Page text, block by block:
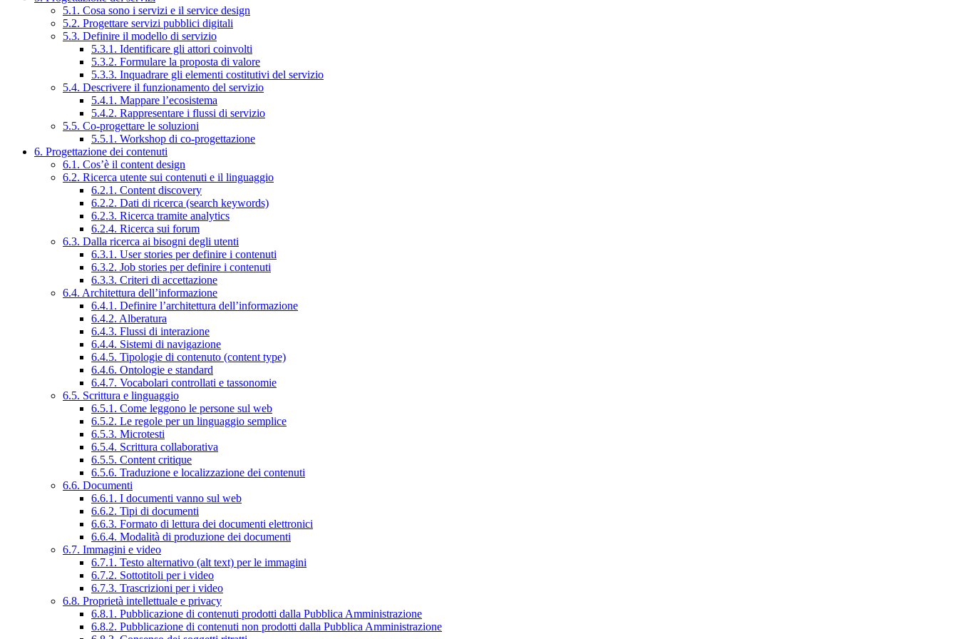
5.1. Cosa sono i servizi e il service design
5.2. Progettare servizi pubblici digitali
5.3. Definire il modello di servizio
5.3.1. Identificare gli attori coinvolti
5.3.2. Formulare la proposta di valore
5.3.3. Inquadrare gli elementi costitutivi del servizio
5.4. Descrivere il funzionamento del servizio
5.4.1. Mappare l’ecosistema
5.4.2. Rappresentare i flussi di servizio
5.5. Co-progettare le soluzioni
5.5.1. Workshop di co-progettazione
6. Progettazione dei contenuti
6.1. Cos’è il content design
6.2. Ricerca utente sui contenuti e il linguaggio
6.2.1. Content discovery
6.2.2. Dati di ricerca (search keywords)
6.2.3. Ricerca tramite analytics
6.2.4. Ricerca sui forum
6.3. Dalla ricerca ai bisogni degli utenti
6.3.1. User stories per definire i contenuti
6.3.2. Job stories per definire i contenuti
6.3.3. Criteri di accettazione
6.4. Architettura dell’informazione
6.4.1. Definire l’architettura dell’informazione
6.4.2. Alberatura
6.4.3. Flussi di interazione
6.4.4. Sistemi di navigazione
6.4.5. Tipologie di contenuto (content type)
6.4.6. Ontologie e standard
6.4.7. Vocabolari controllati e tassonomie
6.5. Scrittura e linguaggio
6.5.1. Come leggono le persone sul web
6.5.2. Le regole per un linguaggio semplice
6.5.3. Microtesti
6.5.4. Scrittura collaborativa
6.5.5. Content critique
6.5.6. Traduzione e localizzazione dei contenuti
6.6. Documenti
6.6.1. I documenti vanno sul web
6.6.2. Tipi di documenti
6.6.3. Formato di lettura dei documenti elettronici
6.6.4. Modalità di produzione dei documenti
6.7. Immagini e video
6.7.1. Testo alternativo (alt text) per le immagini
6.7.2. Sottotitoli per i video
6.7.3. Trascrizioni per i video
6.8. Proprietà intellettuale e privacy
6.8.1. Pubblicazione di contenuti prodotti dalla Pubblica Amministrazione
6.8.2. Pubblicazione di contenuti non prodotti dalla Pubblica Amministrazione